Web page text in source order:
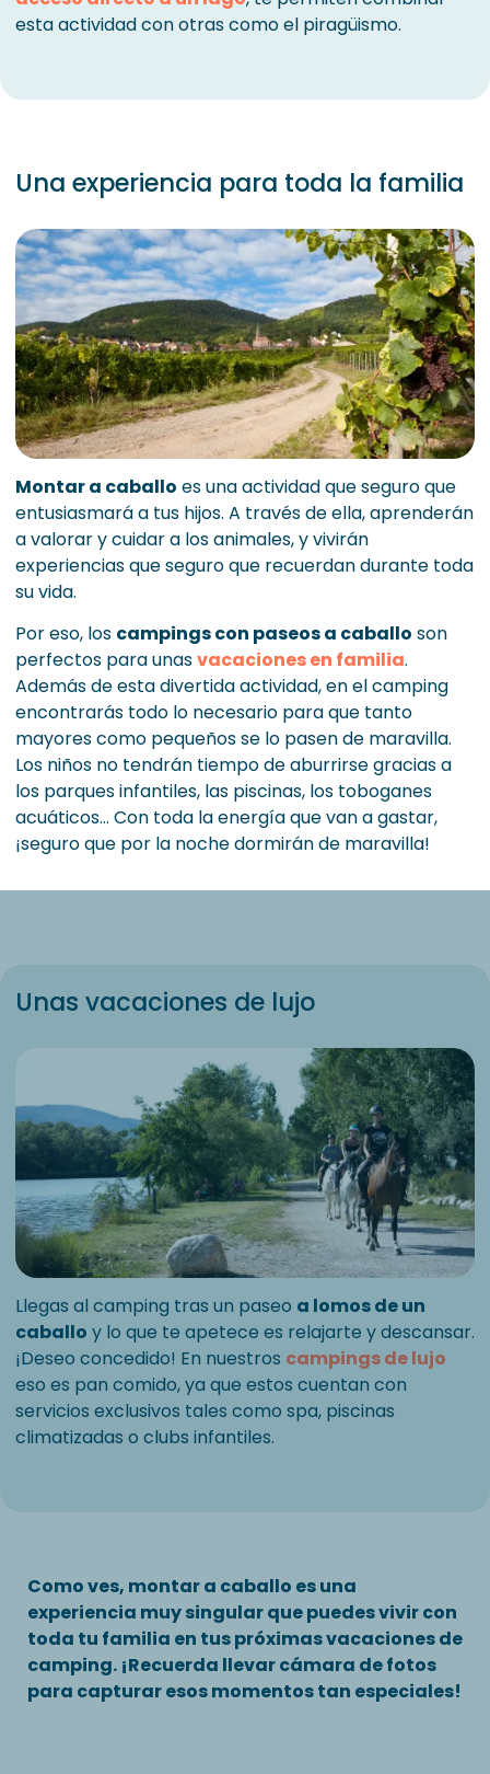
esta actividad con otras como el piragüismo.
Una experiencia para toda la familia
Montar a caballo es una actividad que seguro que
entusiasmará a tus hijos. A través de ella, aprenderán
a valorar y cuidar a los animales, y vivirán
experiencias que seguro que recuerdan durante toda
su vida.
Por eso, los campings con paseos a caballo son
perfectos para unasvacaciones en familia.
Además de esta divertida actividad, en el camping
encontrarás todo lo necesario para que tanto
mayores como pequeños se lo pasen de maravilla.
Los niños no tendrán tiempo de aburrirse gracias a
los parques infantiles, las piscinas, los toboganes
acuáticos… Con toda la energía que van a gastar,
¡seguro que por la noche dormirán de maravilla!
Unas vacaciones de lujo
Llegas al camping tras un paseo a lomos de un
caballo y lo que te apetece es relajarte y descansar.
¡Deseo concedido! En nuestros campings de lujo
eso es pan comido, ya que estos cuentan con
servicios exclusivos tales como spa, piscinas
climatizadas o clubs infantiles.
Como ves, montar a caballo es una
experiencia muy singular que puedes vivir con
toda tu familia en tus próximas vacaciones de
camping. ¡Recuerda llevar cámara de fotos
para capturar esos momentos tan especiales!